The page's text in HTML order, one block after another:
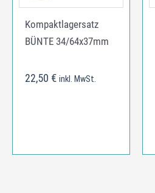
Kompaktlagersatz
BÜNTE 34/64x37mm
22,50 € inkl. MwSt.